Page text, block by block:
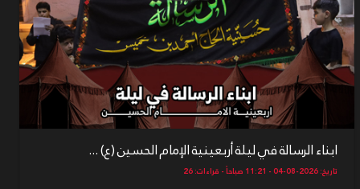
ابناء الرسالة في ليلة أربعينية الإمام الحسين (ع) ...
تاريخ: 2026-08-04 - 11:21 صباحاً - قراءات: 26